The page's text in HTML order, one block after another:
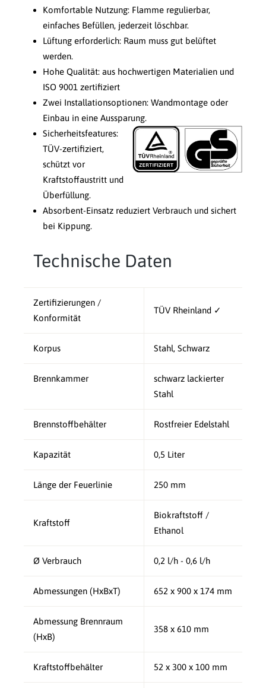
Komfortable Nutzung: Flamme regulierbar,
einfaches Befüllen, jederzeit löschbar.
Lüftung erforderlich: Raum muss gut belüftet
werden.
Hohe Qualität: aus hochwertigen Materialien und
ISO 9001 zertifiziert
Zwei Installationsoptionen: Wandmontage oder
Einbau in eine Aussparung.
Sicherheitsfeatures:
TÜV-zertifiziert,
schützt vor
Kraftstoffaustritt und
Überfüllung.
Absorbent-Einsatz reduziert Verbrauch und sichert
bei Kippung.
Technische Daten
Zertifizierungen /
Konformität
TÜV Rheinland ✓
Korpus Stahl, Schwarz
Brennkammer
schwarz lackierter
Stahl
Brennstoffbehälter Rostfreier Edelstahl
Kapazität 0,5 Liter
Länge der Feuerlinie 250 mm
Kraftstoff
Biokraftstoff /
Ethanol
Ø Verbrauch 0,2 l/h - 0,6 l/h
Abmessungen (HxBxT) 652 x 900 x 174 mm
Abmessung Brennraum
(HxB)
358 x 610 mm
Kraftstoffbehälter 52 x 300 x 100 mm